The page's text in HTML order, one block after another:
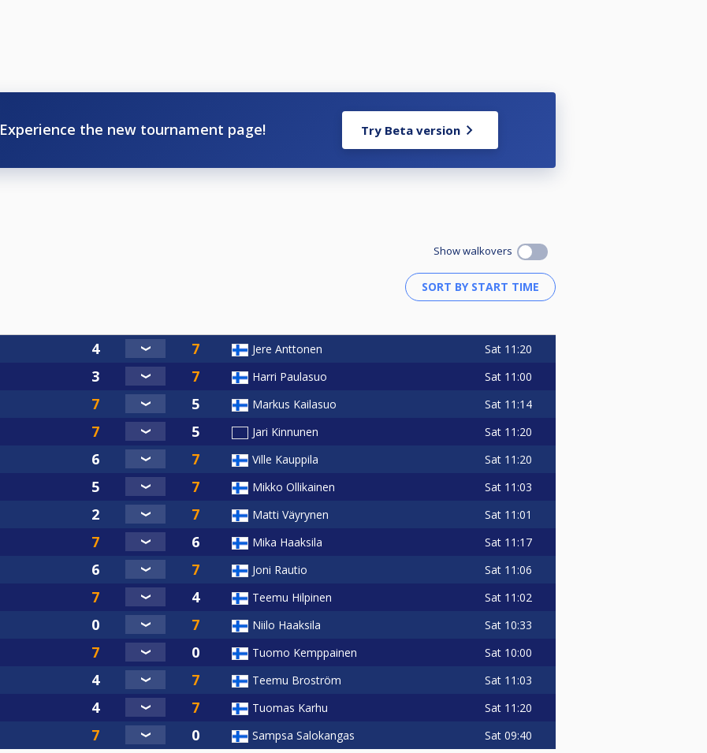
Experience the new tournament page! Try Beta version
Show walkovers
Jere Anttonen Sat 11:20
Harri Paulasuo Sat 11:00
Markus Kailasuo Sat 11:14
Jari Kinnunen Sat 11:20
Ville Kauppila Sat 11:20
Mikko Ollikainen Sat 11:03
Matti Väyrynen Sat 11:01
Mika Haaksila Sat 11:17
Joni Rautio Sat 11:06
Teemu Hilpinen Sat 11:02
Niilo Haaksila Sat 10:33
Tuomo Kemppainen Sat 10:00
Teemu Broström Sat 11:03
Tuomas Karhu Sat 11:20
Sampsa Salokangas Sat 09:40